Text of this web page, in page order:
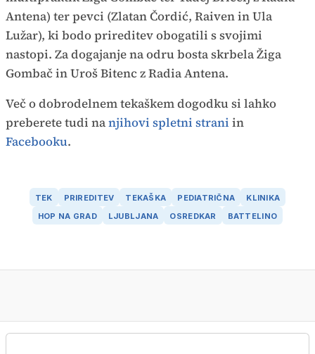
Antena) ter pevci (Zlatan Čordić, Raiven in Ula
Lužar), ki bodo prireditev obogatili s svojimi
nastopi. Za dogajanje na odru bosta skrbela Žiga
Gombač in Uroš Bitenc z Radia Antena.
Več o dobrodelnem tekaškem dogodku si lahko
preberete tudi nanjihovi spletni strani in
Facebooku.
TEK PRIREDITEV TEKAŠKA PEDIATRIČNA
KLINIKA
HOP NA GRAD
LJUBLJANA OSREDKAR BATTELINO